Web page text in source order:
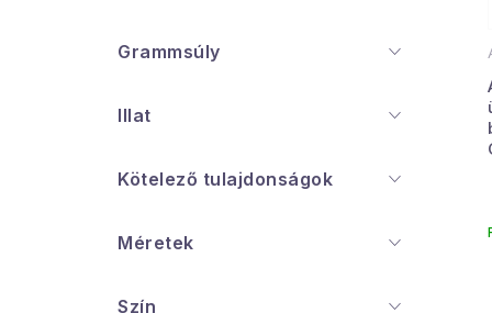
Grammsúly
Illat
Kötelező tulajdonságok
Méretek
Szín